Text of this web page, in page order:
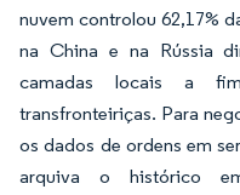
nuvem controlou 62,17%
na China e na Rússia
camadas locais a
transfronteiriças. Para
os dados de ordens em
arquiva o histórico